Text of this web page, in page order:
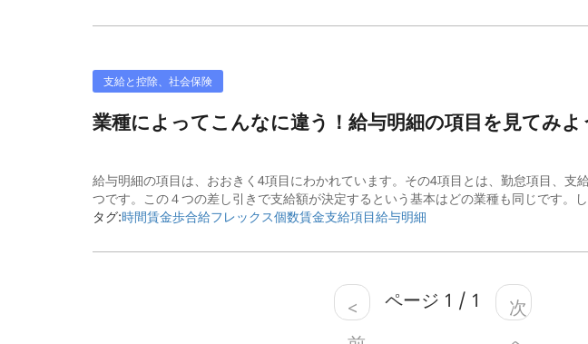
支給と控除、社会保険
業種によってこんなに違う！給与明細の項目を見てみよ
給与明細の項目は、おおきく4項目にわかれています。その4項目とは、勤怠項目、支
つです。この４つの差し引きで支給額が決定するという基本はどの業種も同じです。
タグ:時間賃金歩合給フレックス個数賃金支給項目給与明細
<
ページ 1 / 1
次